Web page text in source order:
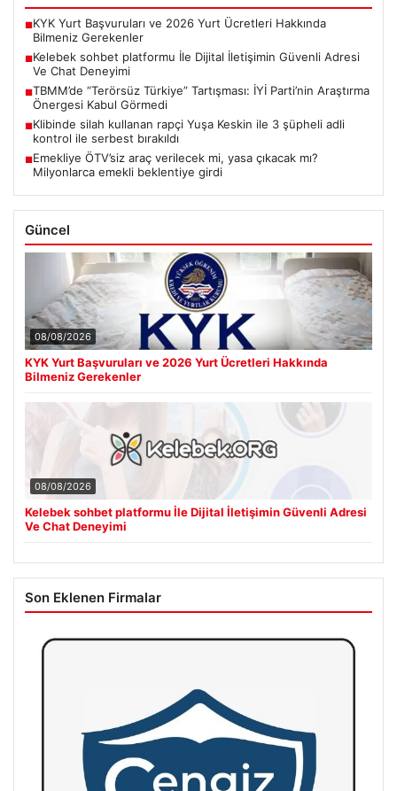
■KYK Yurt Başvuruları ve 2026 Yurt Ücretleri Hakkında
Bilmeniz Gerekenler
■Kelebek sohbet platformu İle Dijital İletişimin Güvenli Adresi
Ve Chat Deneyimi
■TBMM’de “Terörsüz Türkiye” Tartışması: İYİ Parti’nin Araştırma
Önergesi Kabul Görmedi
■Klibinde silah kullanan rapçi Yuşa Keskin ile 3 şüpheli adli
kontrol ile serbest bırakıldı
■Emekliye ÖTV’siz araç verilecek mi, yasa çıkacak mı?
Milyonlarca emekli beklentiye girdi
Güncel
08/08/2026
KYK Yurt Başvuruları ve 2026 Yurt Ücretleri Hakkında
Bilmeniz Gerekenler
08/08/2026
Kelebek sohbet platformu İle Dijital İletişimin Güvenli Adresi
Ve Chat Deneyimi
Son Eklenen Firmalar